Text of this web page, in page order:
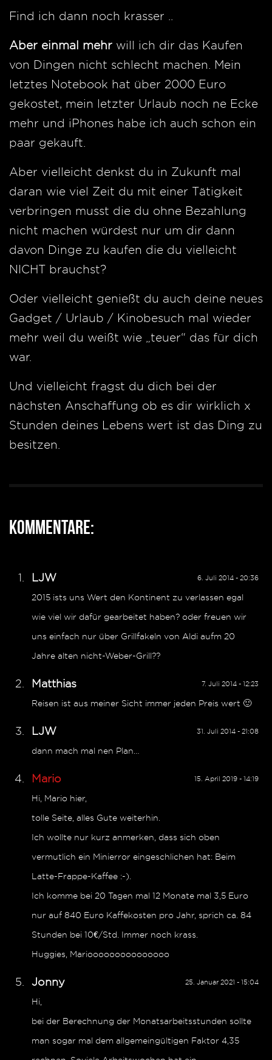
Find ich dann noch krasser ..
Aber einmal mehr will ich dir das Kaufen
von Dingen nicht schlecht machen. Mein
letztes Notebook hat über 2000 Euro
gekostet, mein letzter Urlaub noch ne Ecke
mehr und iPhones habe ich auch schon ein
paar gekauft.
Aber vielleicht denkst du in Zukunft mal
daran wie viel Zeit du mit einer Tätigkeit
verbringen musst die du ohne Bezahlung
nicht machen würdest nur um dir dann
davon Dinge zu kaufen die du vielleicht
NICHT brauchst?
Oder vielleicht genießt du auch deine neues
Gadget / Urlaub / Kinobesuch mal wieder
mehr weil du weißt wie „teuer“ das für dich
war.
Und vielleicht fragst du dich bei der
nächsten Anschaffung ob es dir wirklich x
Stunden deines Lebens wert ist das Ding zu
besitzen.
Kommentare:
6. Juli 2014 - 20:36
LJW
2015 ists uns Wert den Kontinent zu verlassen egal
wie viel wir dafür gearbeitet haben? oder freuen wir
uns einfach nur über Grillfakeln von Aldi aufm 20
Jahre alten nicht-Weber-Grill??
7. Juli 2014 - 12:23
Matthias
Reisen ist aus meiner Sicht immer jeden Preis wert 🙂
31. Juli 2014 - 21:08
LJW
dann mach mal nen Plan…
15. April 2019 - 14:19
Mario
Hi, Mario hier,
tolle Seite, alles Gute weiterhin.
Ich wollte nur kurz anmerken, dass sich oben
vermutlich ein Minierror eingeschlichen hat: Beim
Latte-Frappe-Kaffee :-).
Ich komme bei 20 Tagen mal 12 Monate mal 3,5 Euro
nur auf 840 Euro Kaffekosten pro Jahr, sprich ca. 84
Stunden bei 10€/Std. Immer noch krass.
Huggies, Mariooooooooooooooo
25. Januar 2021 - 15:04
Jonny
Hi,
bei der Berechnung der Monatsarbeitsstunden sollte
man sogar mal dem allgemeingültigen Faktor 4,35